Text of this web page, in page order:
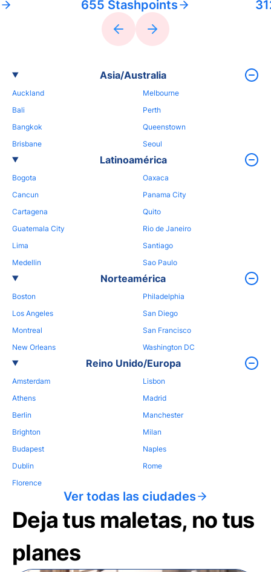
655 Stashpoints
Asia/Australia
Auckland
Bali
Bangkok
Brisbane
Melbourne
Perth
Queenstown
Seoul
Latinoamérica
Bogota
Cancun
Cartagena
Guatemala City
Lima
Medellin
Oaxaca
Panama City
Quito
Rio de Janeiro
Santiago
Sao Paulo
Norteamérica
Boston
Los Angeles
Montreal
New Orleans
Philadelphia
San Diego
San Francisco
Washington DC
Reino Unido/Europa
Amsterdam
Athens
Berlin
Brighton
Budapest
Dublin
Florence
Lisbon
Madrid
Manchester
Milan
Naples
Rome
Ver todas las ciudades
Deja tus maletas, no tus
planes